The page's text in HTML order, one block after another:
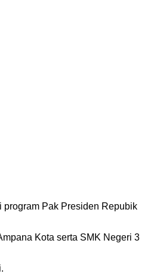
program Pak Presiden Repubik
Kota serta SMK Negeri 3